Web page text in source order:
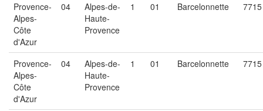
Provence-
Alpes-
Côte
d'Azur
04
Alpes-de-
Haute-
Provence
1 01 Barcelonnette 7715
Provence-
Alpes-
Côte
d'Azur
04
Alpes-de-
Haute-
Provence
1 01 Barcelonnette 7715